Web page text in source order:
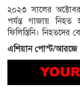
২০২৩ সালের
পর্যন্ত গাজায়
ফিলিস্তিনি। নিহতদের
এশিয়ান পোস্ট/আরজে